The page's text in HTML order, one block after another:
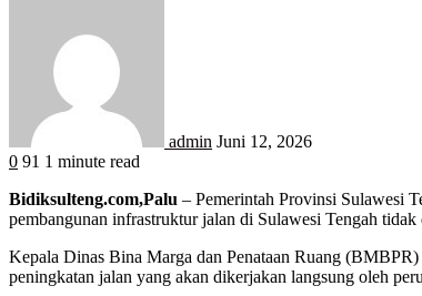
admin Juni 12, 2026
0 91 1 minute read
Bidiksulteng.com,Palu – Pemerintah Provinsi Sulawesi
pembangunan infrastruktur jalan di Sulawesi Tengah
Kepala Dinas Bina Marga dan Penataan Ruang (BMBPR)
peningkatan jalan yang akan dikerjakan langsung oleh